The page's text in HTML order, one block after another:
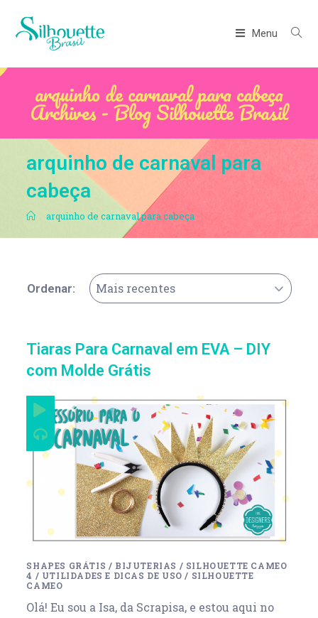
Menu
arquinho de carnaval para cabeça
Archives - Blog Silhouette Brasil
arquinho de carnaval para
cabeça
. arquinho de carnaval para cabeça
Ordenar: Mais recentes
Tiaras Para Carnaval em EVA – DIY
com Molde Grátis
SHAPES GRÁTIS / BIJUTERIAS / SILHOUETTE CAMEO
4 / UTILIDADES E DICAS DE USO / SILHOUETTE
CAMEO
Olá! Eu sou a Isa, da Scrapisa, e estou aqui no